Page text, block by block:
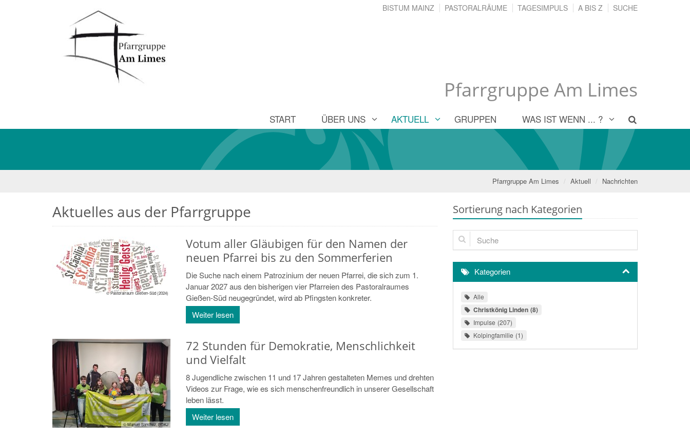
Pfarrgruppe Am Limes
BISTUM MAINZ PASTORALRÄUME TAGESIMPULS A BIS Z SUCHE
START ÜBER UNS AKTUELL GRUPPEN WAS IST WENN ... ?
Pfarrgruppe Am Limes Aktuell Nachrichten
Aktuelles aus der Pfarrgruppe
© Pastoralraum Gießen-Süd (2024)
Votum aller Gläubigen für den Namen der
neuen Pfarrei bis zu den Sommerferien
Die Suche nach einem Patrozinium der neuen Pfarrei, die sich zum 1.
Januar 2027 aus den bisherigen vier Pfarreien des Pastoralraumes
Gießen-Süd neugegründet, wird ab Pfingsten konkreter.
Weiter lesen
© Manuel Sanchez, BDKJ
72 Stunden für Demokratie, Menschlichkeit
und Vielfalt
8 Jugendliche zwischen 11 und 17 Jahren gestalteten Memes und drehten
Videos zur Frage, wie es sich menschenfreundlich in unserer Gesellschaft
leben lässt.
Weiter lesen
Sortierung nach Kategorien
Suche
Kategorien
Alle
Christkönig Linden 8
Impulse 207
Kolpingfamilie 1